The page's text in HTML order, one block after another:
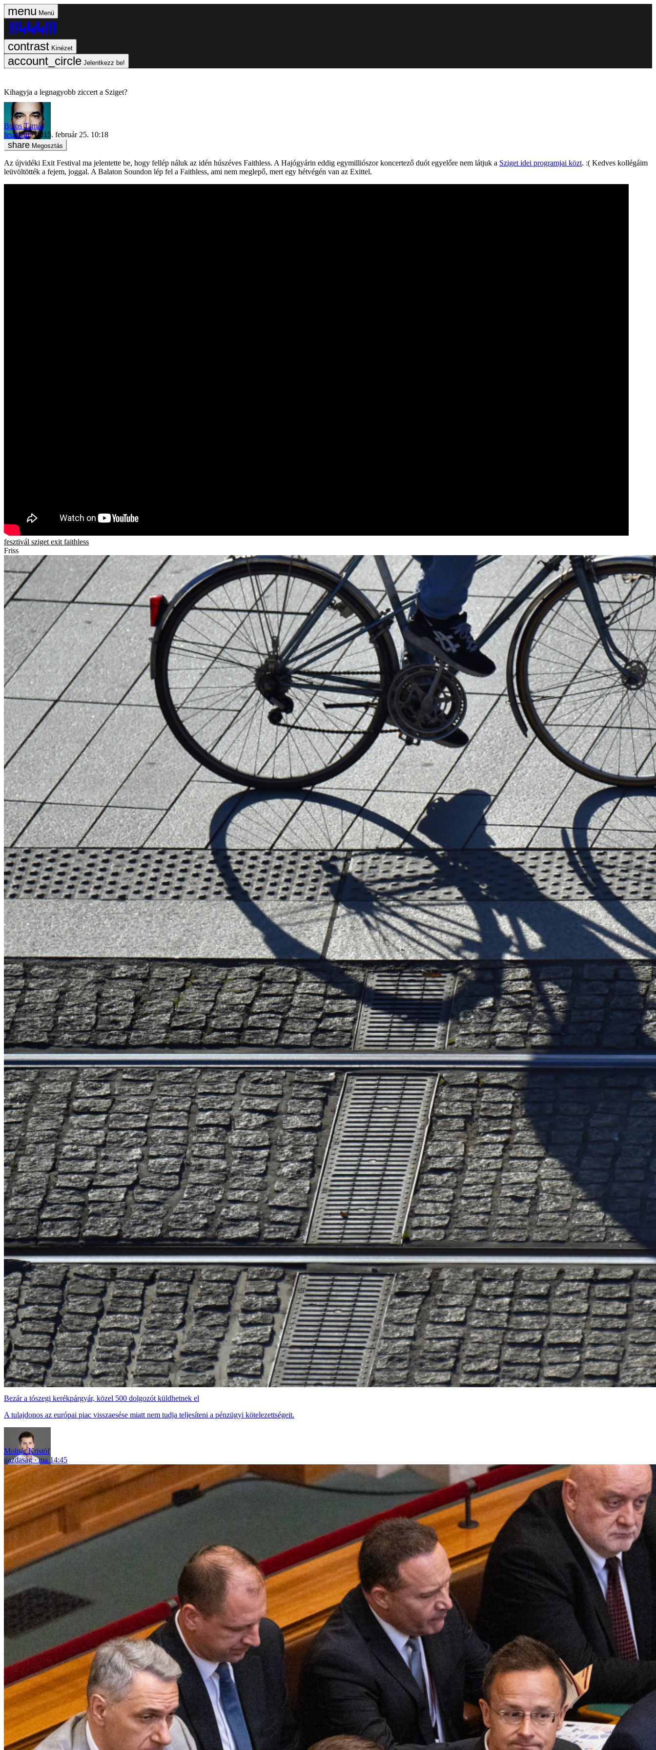
Menü
Kinézet
Jelentkezz be!
Kihagyja a legnagyobb ziccert a Sziget?
Botos Tamás
fesztivál
2015. február 25. 10:18
Megosztás
Az újvidéki Exit Festival ma jelentette be, hogy fellép náluk az idén húszéves Faithless. A Hajógyárin eddig egymilliószor koncertező duót egyelőre nem látjuk a Sziget idei programjai közt. :( Kedves kollégáim
leüvöltötték a fejem, joggal. A Balaton Soundon lép fel a Faithless, ami nem meglepő, mert egy hétvégén van az Exittel.
fesztivál sziget exit faithless
Friss
Bezár a tószegi kerékpárgyár, közel 500 dolgozót küldhetnek el
A tulajdonos az európai piac visszaesése miatt nem tudja teljesíteni a pénzügyi kötelezettségeit.
Molnár Kristóf
gazdaság
ma 14:45